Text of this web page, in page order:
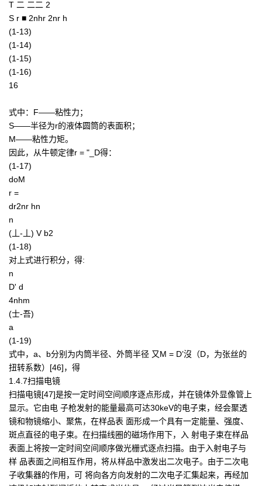
T 二 二二 2
S r ■ 2nhr 2nr h
(1-13)
(1-14)
(1-15)
(1-16)
16
式中：F——粘性力；
S——半径为r的液体圆筒的表面积；
M——粘性力矩。
因此，从牛顿定律r = "_D得：
(1-17)
doM
r =
dr2nr hn
n
(丄-丄) V b2
(1-18)
对上式进行积分，得:
n
D' d
4nhm
(士-吾)
a
(1-19)
式中，a、b分别为内筒半径、外筒半径 又M = D’沒（D，为张丝的
扭转系数）[46]，得
1.4.7扫描电镜
扫描电镜[47]是按一定时间空间顺序逐点形成，并在镜体外显像管上
显示。它由电 子枪发射的能量最高可达30keV的电子束，经会聚透
镜和物镜缩小、聚焦，在样品表 面形成一个具有一定能量、强度、
斑点直径的电子束。在扫描线圈的磁场作用下，入 射电子束在样品
表面上将按一定时间空间顺序做光栅式逐点扫描。由于入射电子与
样 品表面之间相互作用，将从样品中激发出二次电子。由于二次电
子收集器的作用，可 将向各方向发射的二次电子汇集起来，再经加